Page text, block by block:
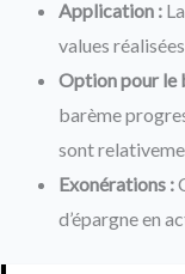
Application :
values
Option pour le
barème
sont
Exonérations :
d’épargne en